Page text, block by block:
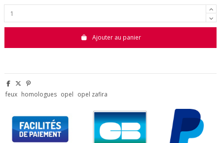
Ajouter au panier
feux homologues opel opel zafira